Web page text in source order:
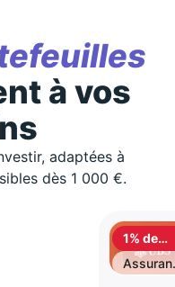
à vos
adaptées à
dès 1 000 €.
1% de